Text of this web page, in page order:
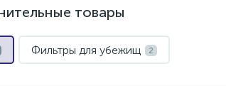
товары
Фильтры для убежищ 2